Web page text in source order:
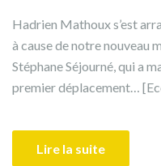
Hadrien Mathoux s’est
à cause de notre nouveau
Stéphane Séjourné, qui a
premier déplacement…
Lire la suite